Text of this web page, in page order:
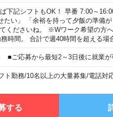
下記シフトもOK！ 早番 7:00～
い」 「余裕を持って夕飯の準備
くださいね。 ※Wワーク希望の方
時間。 合計で週40時間を超える場
■ご応募から最短2～3日後に就業が
ト勤務/10名以上の大量募集/電話対
する